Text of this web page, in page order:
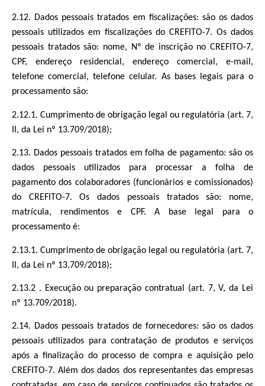
2.12. Dados pessoais tratados em fiscalizações: são os dados
pessoais utilizados em fiscalizações do CREFITO-7. Os dados
pessoais tratados são: nome, Nº de inscrição no CREFITO-7,
CPF, endereço residencial, endereço comercial, e-mail,
telefone comercial, telefone celular. As bases legais para o
processamento são:
2.12.1. Cumprimento de obrigação legal ou regulatória (art. 7,
II, da Lei nº 13.709/2018);
2.13. Dados pessoais tratados em folha de pagamento: são os
dados pessoais utilizados para processar a folha de
pagamento dos colaboradores (funcionários e comissionados)
do CREFITO-7. Os dados pessoais tratados são: nome,
matrícula, rendimentos e CPF. A base legal para o
processamento é:
2.13.1. Cumprimento de obrigação legal ou regulatória (art. 7,
II, da Lei nº 13.709/2018);
2.13.2 . Execução ou preparação contratual (art. 7, V, da Lei
nº 13.709/2018).
2.14. Dados pessoais tratados de fornecedores: são os dados
pessoais utilizados para contratação de produtos e serviços
após a finalização do processo de compra e aquisição pelo
CREFITO-7. Além dos dados dos representantes das empresas